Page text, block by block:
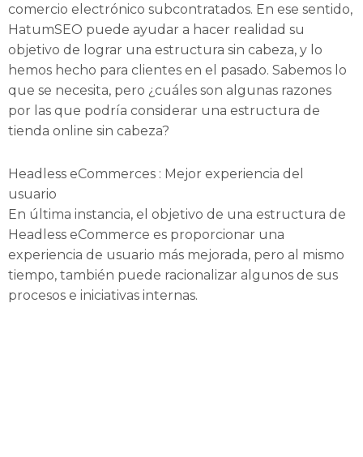
comercio electrónico subcontratados. En ese sentido,
HatumSEO puede ayudar a hacer realidad su
objetivo de lograr una estructura sin cabeza, y lo
hemos hecho para clientes en el pasado. Sabemos lo
que se necesita, pero ¿cuáles son algunas razones
por las que podría considerar una estructura de
tienda online sin cabeza?
Headless eCommerces : Mejor experiencia del
usuario
En última instancia, el objetivo de una estructura de
Headless eCommerce es proporcionar una
experiencia de usuario más mejorada, pero al mismo
tiempo, también puede racionalizar algunos de sus
procesos e iniciativas internas.